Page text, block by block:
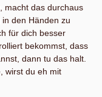
macht das durchaus
den Händen zu
für dich besser
bekommst, dass
dann tu das halt.
wirst du eh mit